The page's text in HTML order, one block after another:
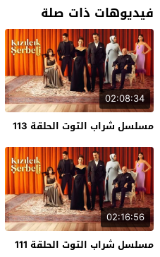
فيديوهات ذات صلة
02:08:34
مسلسل شراب التوت الحلقة 113
02:16:56
مسلسل شراب التوت الحلقة 111